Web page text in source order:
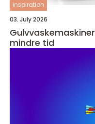
inspiration
03. July 2026
Gulvvaskemaskiner effektivt renhold på
mindre tid